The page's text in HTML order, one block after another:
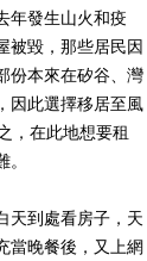
年發生山火和疫
被毀，那些居民因
份本來在矽谷、灣
因此選擇移居至風
在此地想要租
天到處看房子，天
當晚餐後，又上網